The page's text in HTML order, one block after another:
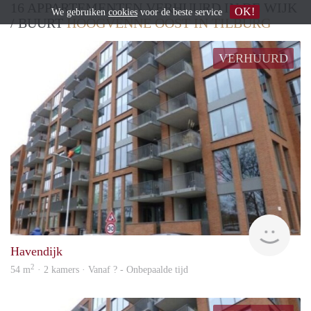
16 APPARTEMENTEN VERHUURD IN DE WIJK
/ BUURTHOOGVENNE OOST IN TILBURG
VERHUURD
rent
Havendijk
54 m2 · 2 kamers · Vanaf ? - Onbepaalde tijd
We gebruiken cookies voor de beste service OK!